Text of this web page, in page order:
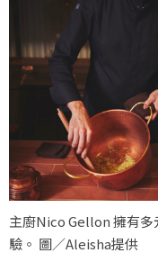
主廚Nico Gellon 擁有多
驗。 圖／Aleisha提供